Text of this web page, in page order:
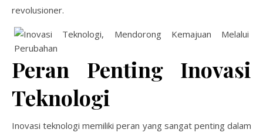
revolusioner.
Peran Penting Inovasi
Teknologi
Inovasi teknologi memiliki peran yang sangat penting dalam